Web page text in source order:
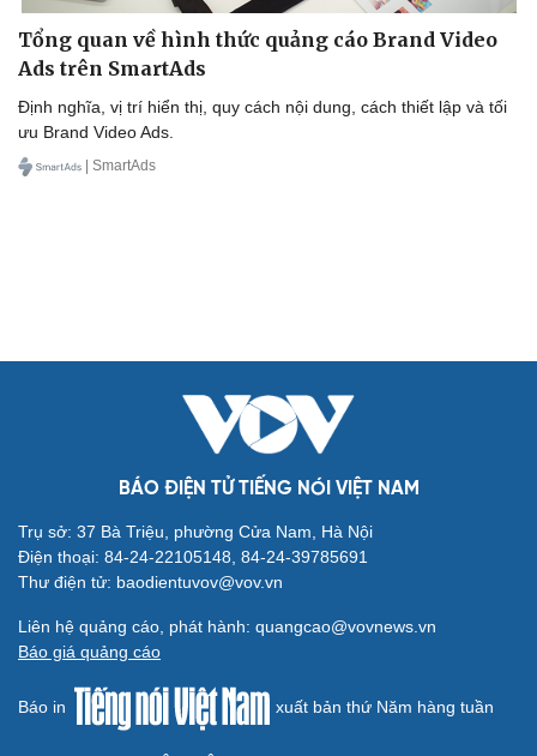
Cải chính
Tổng quan về hình thức quảng cáo Brand Video
Ads trên SmartAds
Định nghĩa, vị trí hiển thị, quy cách nội dung, cách thiết lập và tối
ưu Brand Video Ads.
| SmartAds
BÁO ĐIỆN TỬ TIẾNG NÓI VIỆT NAM
Trụ sở: 37 Bà Triệu, phường Cửa Nam, Hà Nội
Điện thoại: 84-24-22105148, 84-24-39785691
Thư điện tử: baodientuvov@vov.vn
Liên hệ quảng cáo, phát hành: quangcao@vovnews.vn
Báo giá quảng cáo
Báo in xuất bản thứ Năm hàng tuần